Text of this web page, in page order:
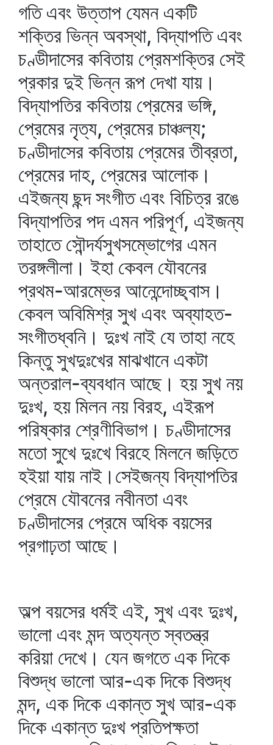
গতি এবং উত্তাপ যেমন একটি
শক্তির ভিন্ন অবস্থা, বিদ্যাপতি এবং
চণ্ডীদাসের কবিতায় প্রেমশক্তির সেই
প্রকার দুই ভিন্ন রূপ দেখা যায়।
বিদ্যাপতির কবিতায় প্রেমের ভঙ্গি,
প্রেমের নৃত্য, প্রেমের চাঞ্চল্য;
চণ্ডীদাসের কবিতায় প্রেমের তীব্রতা,
প্রেমের দাহ, প্রেমের আলোক।
এইজন্য ছন্দ সংগীত এবং বিচিত্র রঙে
বিদ্যাপতির পদ এমন পরিপূর্ণ, এইজন্য
তাহাতে সৌন্দর্যসুখসম্ভোগের এমন
তরঙ্গলীলা। ইহা কেবল যৌবনের
প্রথম-আরম্ভের আনেন্দোচ্ছ্বাস।
কেবল অবিমিশ্র সুখ এবং অব্যাহত-
সংগীতধ্বনি। দুঃখ নাই যে তাহা নহে
কিন্তু সুখদুঃখের মাঝখানে একটা
অন্তরাল-ব্যবধান আছে। হয় সুখ নয়
দুঃখ, হয় মিলন নয় বিরহ, এইরূপ
পরিষ্কার শ্রেণীবিভাগ। চণ্ডীদাসের
মতো সুখে দুঃখে বিরহে মিলনে জড়িতে
হইয়া যায় নাই।সেইজন্য বিদ্যাপতির
প্রেমে যৌবনের নবীনতা এবং
চণ্ডীদাসের প্রেমে অধিক বয়সের
প্রগাঢ়তা আছে।
অল্প বয়সের ধর্মই এই, সুখ এবং দুঃখ,
ভালো এবং মন্দ অত্যন্ত স্বতন্ত্র
করিয়া দেখে। যেন জগতে এক দিকে
বিশুদ্ধ ভালো আর-এক দিকে বিশুদ্ধ
মন্দ, এক দিকে একান্ত সুখ আর-এক
দিকে একান্ত দুঃখ প্রতিপক্ষতা